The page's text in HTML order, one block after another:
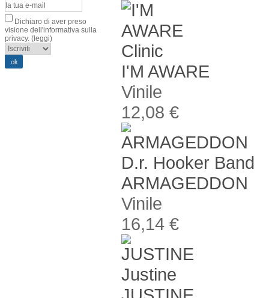
Dichiaro di aver preso
visione dell'informativa sulla
privacy. (leggi)
Clinic
I'M AWARE
Vinile
12,08 €
D.r. Hooker Band
ARMAGEDDON
Vinile
16,14 €
Justine